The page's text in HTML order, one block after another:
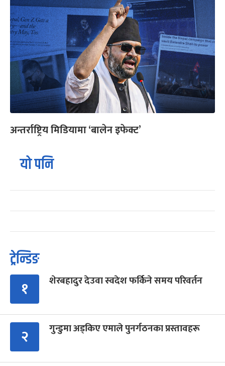
अन्तर्राष्ट्रिय मिडियामा ‘बालेन इफेक्ट’
यो पनि
ट्रेन्डिङ
१ शेरबहादुर देउवा स्वदेश फर्किने समय परिवर्तन
२ गुन्डुमा अड्किए एमाले पुनर्गठनका प्रस्तावहरू